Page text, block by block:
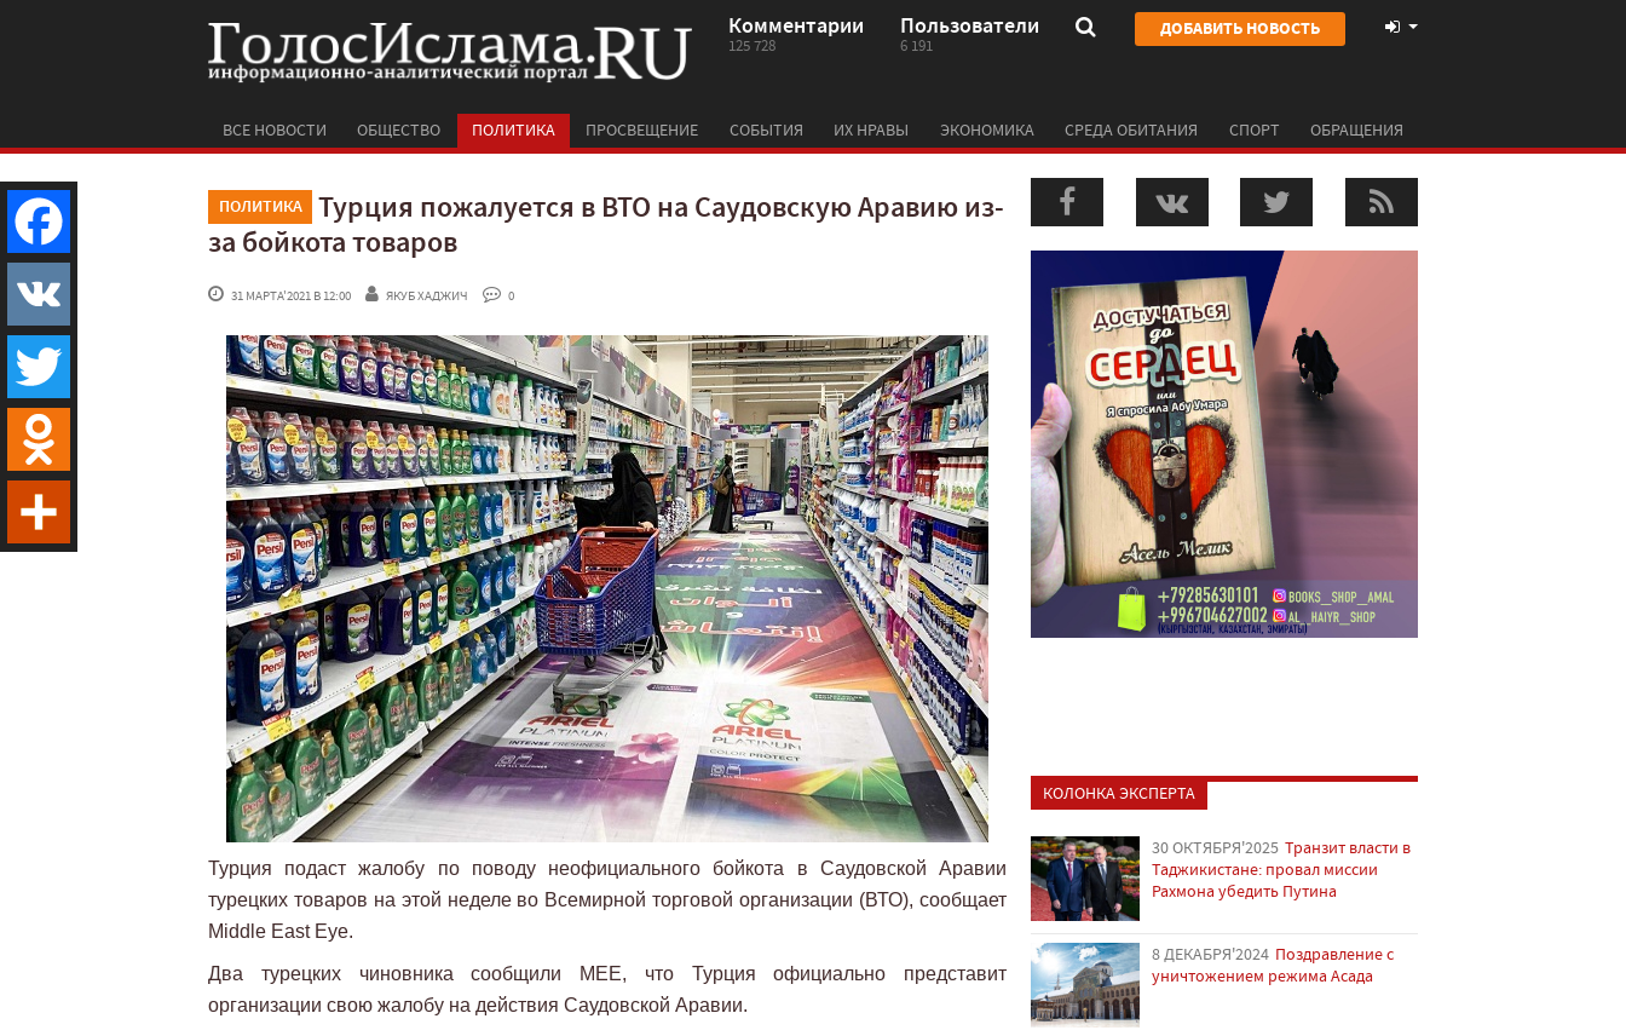
Комментарии
125 728
Пользователи
6 191
ДОБАВИТЬ НОВОСТЬ
ВСЕ НОВОСТИ ОБЩЕСТВО ПОЛИТИКА ПРОСВЕЩЕНИЕ СОБЫТИЯ ИХ НРАВЫ ЭКОНОМИКА СРЕДА ОБИТАНИЯ СПОРТ ОБРАЩЕНИЯ
ПОЛИТИКА
Турция пожалуется в ВТО на Саудовскую Аравию из-
за бойкота товаров
31 МАРТА'2021 В 12:00 ЯКУБ ХАДЖИЧ 0
Турция подаст жалобу по поводу неофициального бойкота в Саудовской Аравии
турецких товаров на этой неделе во Всемирной торговой организации (ВТО), сообщает
Middle East Eye.
Два турецких чиновника сообщили MEE, что Турция официально представит
организации свою жалобу на действия Саудовской Аравии.
КОЛОНКА ЭКСПЕРТА
30 ОКТЯБРЯ'2025 Транзит власти в
Таджикистане: провал миссии
Рахмона убедить Путина
8 ДЕКАБРЯ'2024 Поздравление с
уничтожением режима Асада
Facebook
VK
Twitter
Odnoklassniki